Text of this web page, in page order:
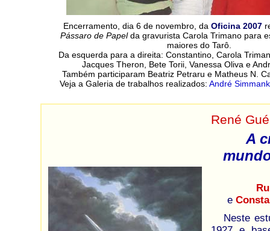
Encerramento, dia 6 de novembro, da Oficina 2007
Pássaro de Papelda gravurista Carola Trimano para
maiores do Tarô.
Da esquerda para a direita: Constantino, Carola
Jacques Theron, Bete Torii, Vanessa Oliva e
Também participaram Beatriz Petraru e Matheus N.
Veja a Galeria de trabalhos realizados: André Simmank
René
A
e
Neste